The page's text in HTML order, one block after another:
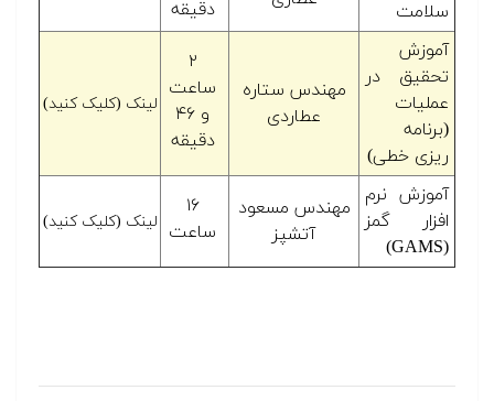
سلامت
دقیقه
آموزش
تحقیق در
عملیات
(برنامه
ریزی خطی)
مهندس ستاره
عطاردی
۲
ساعت
و ۴۶
دقیقه
لینک (کلیک کنید)
آموزش نرم
افزار گمز
(GAMS)
مهندس مسعود
آتشپز
۱۶
ساعت
لینک (کلیک کنید)